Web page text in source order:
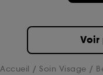
Voir
Accueil Soin Visage